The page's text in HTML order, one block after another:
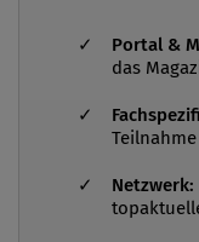
in der
ich damit? In den
Rolle der
und Busin...
Portal &
das
Netzwerk: